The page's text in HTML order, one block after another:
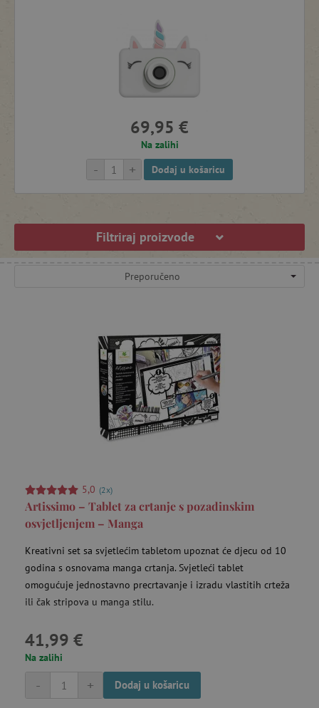
69,95 €
Na zalihi
+
- Dodaj u košaricu
Filtriraj proizvode
Preporučeno
5,0 (2x)
Artissimo – Tablet za crtanje s pozadinskim
osvjetljenjem – Manga
Kreativni set sa svjetlećim tabletom upoznat će djecu od 10
godina s osnovama manga crtanja. Svjetleći tablet
omogućuje jednostavno precrtavanje i izradu vlastitih crteža
ili čak stripova u manga stilu.
41,99 €
Na zalihi
+
- Dodaj u košaricu